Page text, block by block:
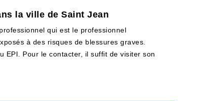
la ville de Saint Jean
qui est le professionnel
à des risques de blessures graves.
EPI. Pour le contacter, il suffit de visiter son